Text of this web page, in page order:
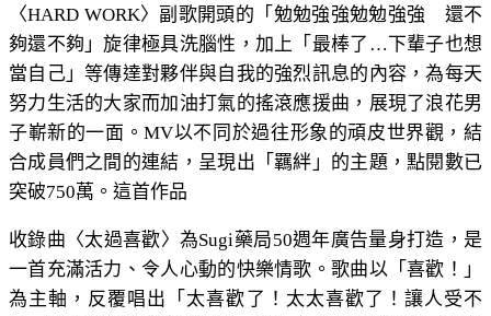
〈HARD WORK〉副歌開頭的「勉勉強強勉勉強強 還不
夠還不夠」旋律極具洗腦性，加上「最棒了…下輩子也想
當自己」等傳達對夥伴與自我的強烈訊息的內容，為每天
努力生活的大家而加油打氣的搖滾應援曲，展現了浪花男
子嶄新的一面。MV以不同於過往形象的頑皮世界觀，結
合成員們之間的連結，呈現出「羈絆」的主題，點閱數已
突破750萬。這首作品
收錄曲〈太過喜歡〉為Sugi藥局50週年廣告量身打造，是
一首充滿活力、令人心動的快樂情歌。歌曲以「喜歡！」
為主軸，反覆唱出「太喜歡了！太太喜歡了！讓人受不